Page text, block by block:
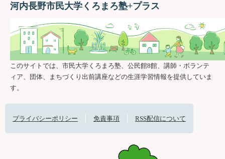
河内長野市民大学くろまろ塾+プラス
このサイトでは、市民大学くろまろ塾、公民館8館、講師・ボランテ
ィア、団体、まちづくり出前講座などの生涯学習情報を提供していま
す。
プライバシーポリシー 免責事項 RSS配信について